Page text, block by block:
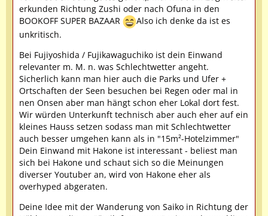
erkunden Richtung Zushi oder nach Ofuna in den
BOOKOFF SUPER BAZAAR
Also ich denke da ist es
unkritisch.
Bei Fujiyoshida / Fujikawaguchiko ist dein Einwand
relevanter m. M. n. was Schlechtwetter angeht.
Sicherlich kann man hier auch die Parks und Ufer +
Ortschaften der Seen besuchen bei Regen oder mal in
nen Onsen aber man hängt schon eher Lokal dort fest.
Wir würden Unterkunft technisch aber auch eher auf ein
kleines Hauss setzen sodass man mit Schlechtwetter
auch besser umgehen kann als in "15m²-Hotelzimmer"
Dein Einwand mit Hakone ist interessant - beliest man
sich bei Hakone und schaut sich so die Meinungen
diverser Youtuber an, wird von Hakone eher als
overhyped abgeraten.
Deine Idee mit der Wanderung von Saiko in Richtung der